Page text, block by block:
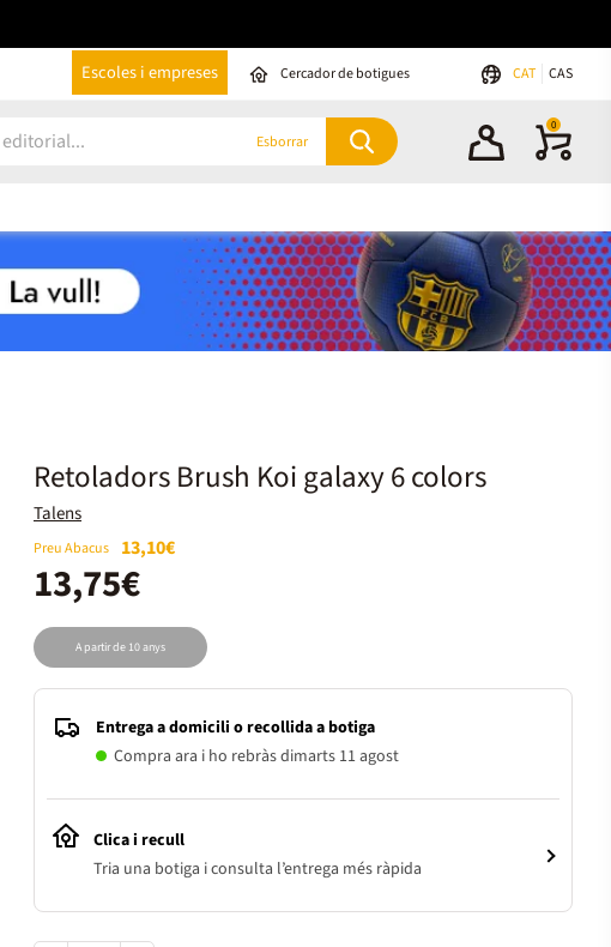
Escoles i empreses Cercador de botigues CAT CAS
Esborrar
0
Retoladors Brush Koi galaxy 6 colors
Talens
Preu Abacus 13,10€
13,75€
A partir de 10 anys
Entrega a domicili o recollida a botiga
Compra ara i ho rebràs dimarts 11 agost
Clica i recull
Tria una botiga i consulta l’entrega més ràpida